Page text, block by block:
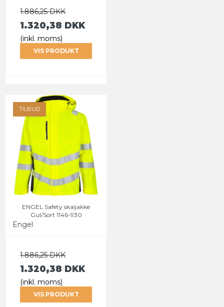
1.886,25 DKK
1.320,38 DKK
(inkl. moms)
VIS PRODUKT
TILBUD
ENGEL Safety skaljakke
Gul/Sort 1146-930
Engel
1.886,25 DKK
1.320,38 DKK
(inkl. moms)
VIS PRODUKT